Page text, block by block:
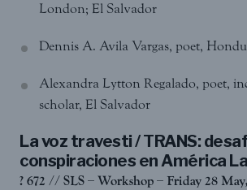
London; El Salvador
Dennis A. Avila Vargas, poet,
Alexandra Lytton Regalado, poet,
scholar, El Salvador
La voz travesti / TRANS:
conspiraciones en América
? 672 // SLS – Workshop – Friday 28 May,